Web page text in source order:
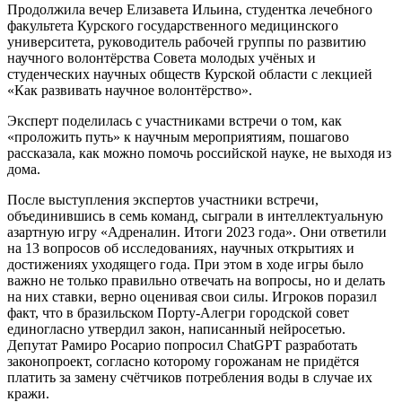
Продолжила вечер Елизавета Ильина, студентка лечебного
факультета Курского государственного медицинского
университета, руководитель рабочей группы по развитию
научного волонтёрства Совета молодых учёных и
студенческих научных обществ Курской области с лекцией
«Как развивать научное волонтёрство».
Эксперт поделилась с участниками встречи о том, как
«проложить путь» к научным мероприятиям, пошагово
рассказала, как можно помочь российской науке, не выходя из
дома.
После выступления экспертов участники встречи,
объединившись в семь команд, сыграли в интеллектуальную
азартную игру «Адреналин. Итоги 2023 года». Они ответили
на 13 вопросов об исследованиях, научных открытиях и
достижениях уходящего года. При этом в ходе игры было
важно не только правильно отвечать на вопросы, но и делать
на них ставки, верно оценивая свои силы. Игроков поразил
факт, что в бразильском Порту-Алегри городской совет
единогласно утвердил закон, написанный нейросетью.
Депутат Рамиро Росарио попросил ChatGPT разработать
законопроект, согласно которому горожанам не придётся
платить за замену счётчиков потребления воды в случае их
кражи.